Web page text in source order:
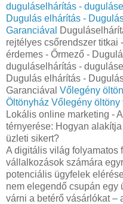
duguláselhárítás -
Dugulás elhárítás -
Garanciával
rejtélyes csőrendszer titkai
érdemes - Őrmező -
duguláselhárítás -
Dugulás elhárítás -
Garanciával Vőlegény
Öltönyház Vőlegény öltöny
Lokális online marketing -
térnyerése: Hogyan
üzleti sikert?
A digitális világ folyamatos
vállalkozások számára
potenciális ügyfelek
nem elegendő csupán egy
várni a betérő vásárlókat –